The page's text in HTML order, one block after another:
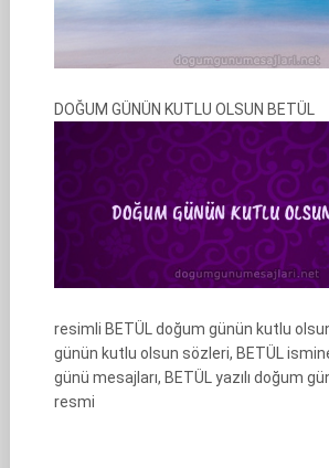
DOĞUM GÜNÜN KUTLU OLSUN BETÜL
resimli BETÜL doğum günün kutlu
günün kutlu olsun sözleri, BETÜL
günü mesajları, BETÜL yazılı doğum
resmi